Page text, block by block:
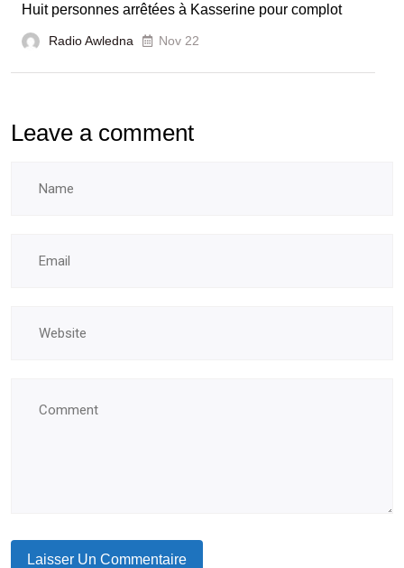
Huit personnes arrêtées à Kasserine pour complot
Radio Awledna Nov 22
Leave a comment